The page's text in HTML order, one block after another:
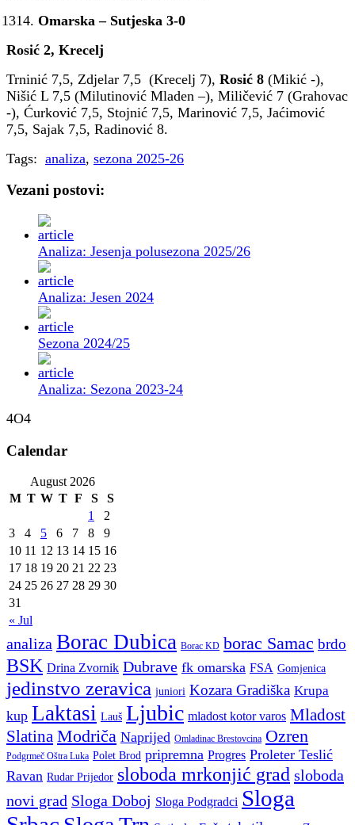
Omarska – Sutjeska 3-0
Rosić 2, Krecelj
Trninić 7,5, Zdjelar 7,5 (Krecelj 7), Rosić 8 (Mikić -),
Nišić L 7,5 (Milutinović Mladen –), Miličević 7 (Grahovac
-), Ćurković 7,5, Stojnić 7,5, Marinović 7,5, Jaćimović
7,5, Sajak 7,5, Radinović 8.
Tags: analiza, sezona 2025-26
Vezani postovi:
Analiza: Jesenja polusezona 2025/26
Analiza: Jesen 2024
Sezona 2024/25
Analiza: Sezona 2023-24
4O4
Calendar
August 2026
M T W T F S S
« Jul
1
2
3
4 5 6 7 8
9
10 11 12 13 14 15 16
17 18 19 20 21 22 23
24 25 26 27 28 29 30
31
analiza Borac Dubica Borac KD borac Samac brdo
BSK Drina Zvornik Dubrave fk omarska FSA Gomjenica
jedinstvo zeravica juniori Kozara Gradiška Krupa
kup Laktasi Lauš Ljubic mladost kotor varos Mladost
Slatina Modriča Naprijed Omladinac Brestovcina Ozren
Podgrmeč Oštra Luka Polet Brod pripremna Progres Proleter Teslić
Ravan Rudar Prijedor sloboda mrkonjić grad sloboda
novi grad Sloga Doboj Sloga Podgradci Sloga